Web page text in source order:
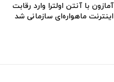
آمازون با آنتن اولترا وارد رقابت
اینترنت ماهواره‌ای سازمانی شد